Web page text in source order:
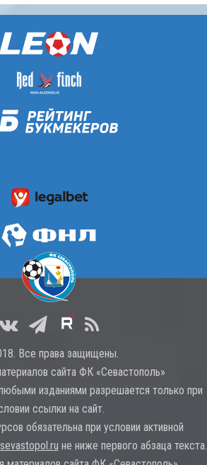
Все права защищены.
сайта ФК «Севастополь»
изданиями разрешается только при
ссылки на сайт.
обязательна при условии активной
не ниже первого абзаца текста.